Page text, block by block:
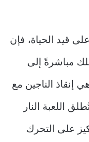
قيد الحياة، فإن
مباشرةً إلى
إنقاذ الناجين مع
اللعبة النار
على التحرك